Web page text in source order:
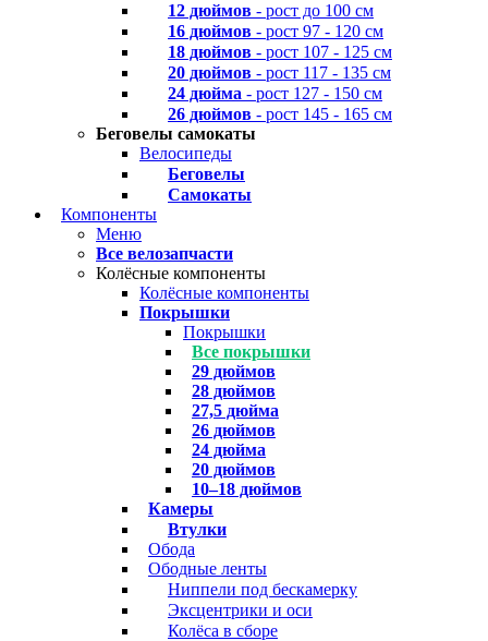
12 дюймов - рост до 100 см
16 дюймов - рост 97 - 120 см
18 дюймов - рост 107 - 125 см
20 дюймов - рост 117 - 135 см
24 дюйма - рост 127 - 150 см
26 дюймов - рост 145 - 165 см
Беговелы самокаты
Велосипеды
Беговелы
Самокаты
Компоненты
Меню
Все велозапчасти
Колёсные компоненты
Колёсные компоненты
Покрышки
Покрышки
Все покрышки
29 дюймов
28 дюймов
27,5 дюйма
26 дюймов
24 дюйма
20 дюймов
10–18 дюймов
Камеры
Втулки
Обода
Ободные ленты
Ниппели под бескамерку
Эксцентрики и оси
Колёса в сборе